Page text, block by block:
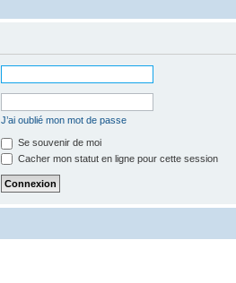
J’ai oublié mon mot de passe
Se souvenir de moi
Cacher mon statut en ligne pour cette session